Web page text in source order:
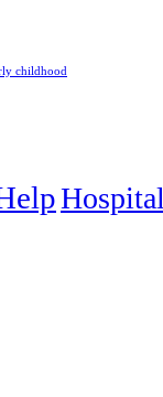
childhood
Hospital